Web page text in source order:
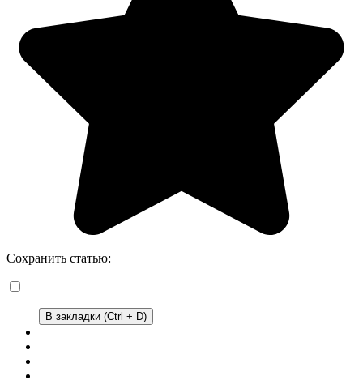
Сохранить статью:
В закладки (Ctrl + D)